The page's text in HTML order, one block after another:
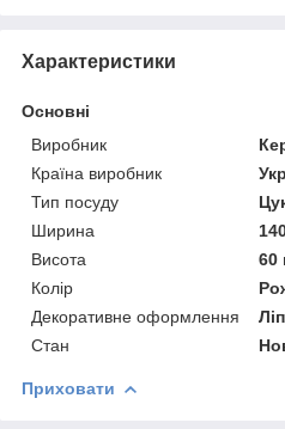
Характеристики
Основні
Виробник
Країна виробник
Тип посуду
Ширина
Висота
60
Колір
Декоративне оформлення
Стан
Приховати